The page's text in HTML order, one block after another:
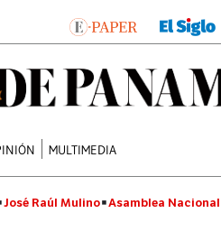
MULTIMEDIA
José Raúl Mulino Asamblea Nacional